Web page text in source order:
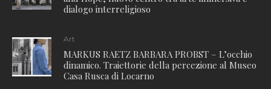
dialogo interreligioso
Art
MARKUS RAETZ BARBARA PROBST – L’occhio
dinamico. Traiettorie della percezione al Museo
Casa Rusca di Locarno